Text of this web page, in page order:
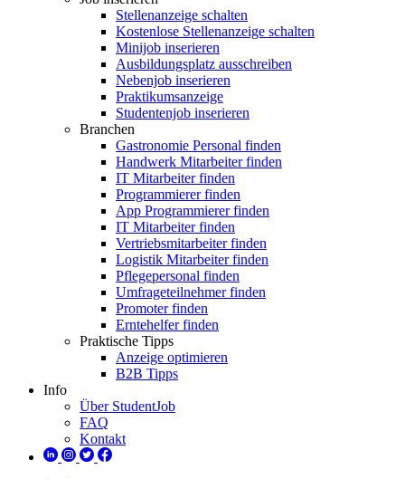
Stellenanzeige schalten
Kostenlose Stellenanzeige schalten
Minijob inserieren
Ausbildungsplatz ausschreiben
Nebenjob inserieren
Praktikumsanzeige
Studentenjob inserieren
Branchen
Gastronomie Personal finden
Handwerk Mitarbeiter finden
IT Mitarbeiter finden
Programmierer finden
App Programmierer finden
IT Mitarbeiter finden
Vertriebsmitarbeiter finden
Logistik Mitarbeiter finden
Pflegepersonal finden
Umfrageteilnehmer finden
Promoter finden
Erntehelfer finden
Praktische Tipps
Anzeige optimieren
B2B Tipps
Info
Über StudentJob
FAQ
Kontakt